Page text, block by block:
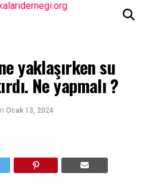
yaklaşırken su
Ne yapmalı ?
Ocak 13, 2024